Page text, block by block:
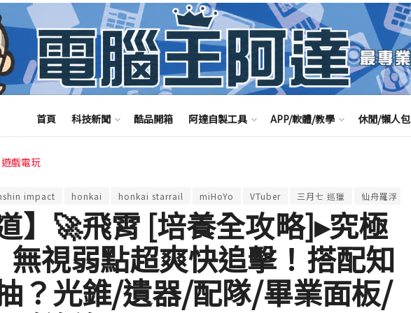
首頁 科技新聞 酷品開箱 阿達自製工具 APP/軟體/教學 休閒/懶人包
遊戲電玩
impact honkai honkai starrail miHoYo VTuber 三月七 巡獵 仙舟羅浮
】🚀飛霄 [培養全攻略]▸究極
無視弱點超爽快追擊！搭配知
？光錐/遺器/配隊/畢業面板/